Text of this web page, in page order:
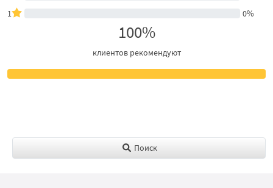
1
0%
100%
клиентов рекомендуют
Поиск